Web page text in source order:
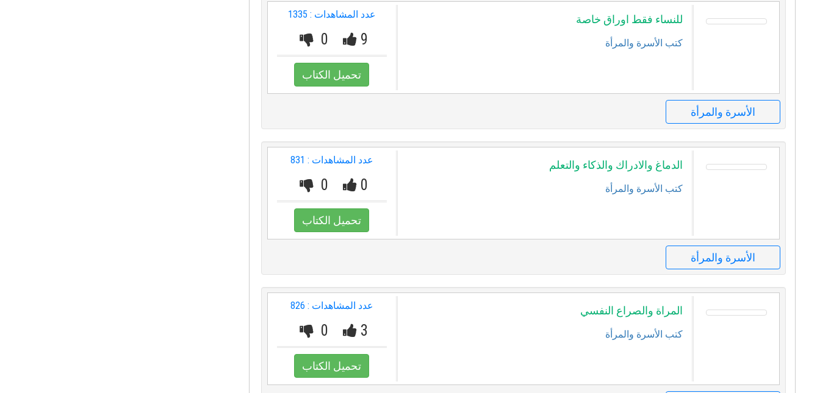
للنساء فقط اوراق خاصة
كتب الأسرة والمرأة
عدد المشاهدات : 1335
9
0
تحميل الكتاب
الأسرة والمرأة
الدماغ والادراك والذكاء والتعلم
كتب الأسرة والمرأة
عدد المشاهدات : 831
0
0
تحميل الكتاب
الأسرة والمرأة
المراة والصراع النفسي
كتب الأسرة والمرأة
عدد المشاهدات : 826
3
0
تحميل الكتاب